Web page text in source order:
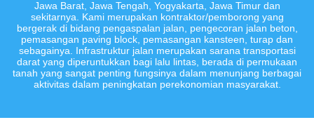
Jawa Barat, Jawa Tengah, Yogyakarta, Jawa Timur dan
sekitarnya. Kami merupakan kontraktor/pemborong yang
bergerak di bidang pengaspalan jalan, pengecoran jalan beton,
pemasangan paving block, pemasangan kansteen, turap dan
sebagainya. Infrastruktur jalan merupakan sarana transportasi
darat yang diperuntukkan bagi lalu lintas, berada di permukaan
tanah yang sangat penting fungsinya dalam menunjang berbagai
aktivitas dalam peningkatan perekonomian masyarakat.